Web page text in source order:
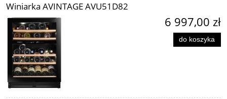
Winiarka AVINTAGE AVU51D82
6 997,00 zł
do koszyka